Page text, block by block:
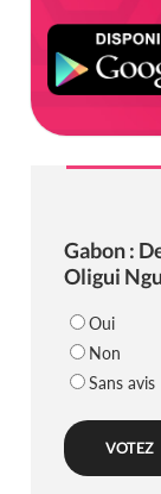
Gabon :
Oligui
Oui
Non
Sans avis